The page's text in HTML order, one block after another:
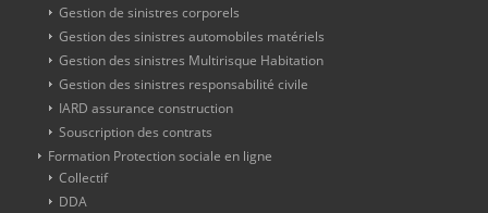
Gestion de sinistres corporels
Gestion des sinistres automobiles matériels
Gestion des sinistres Multirisque Habitation
Gestion des sinistres responsabilité civile
IARD assurance construction
Souscription des contrats
Formation Protection sociale en ligne
Collectif
DDA